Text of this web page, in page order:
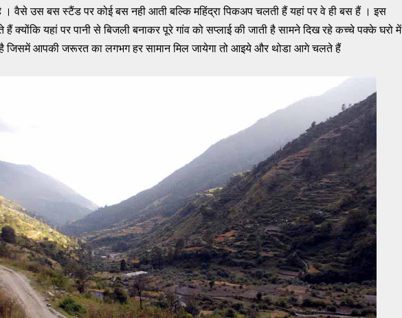
वैसे उस बस स्टैंड पर कोई बस नही आती बल्कि महिंद्रा पिकअप चलती हैं यहां पर वे ही बस हैं । इस
क्योंकि यहां पर पानी से बिजली बनाकर पूरे गांव को सप्लाई की जाती है सामने दिख रहे कच्चे पक्के घरो में
जिसमें आपकी जरूरत का लगभग हर सामान मिल जायेगा तो आइये और थोडा आगे चलते हैं